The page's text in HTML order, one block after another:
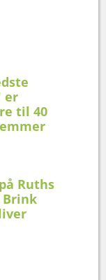
er
til 40
Ruths
Brink